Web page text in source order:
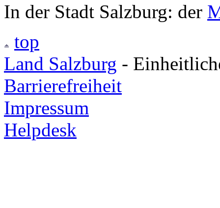
In der Stadt Salzburg: der
top
Land Salzburg -
Barrierefreiheit
Impressum
Helpdesk